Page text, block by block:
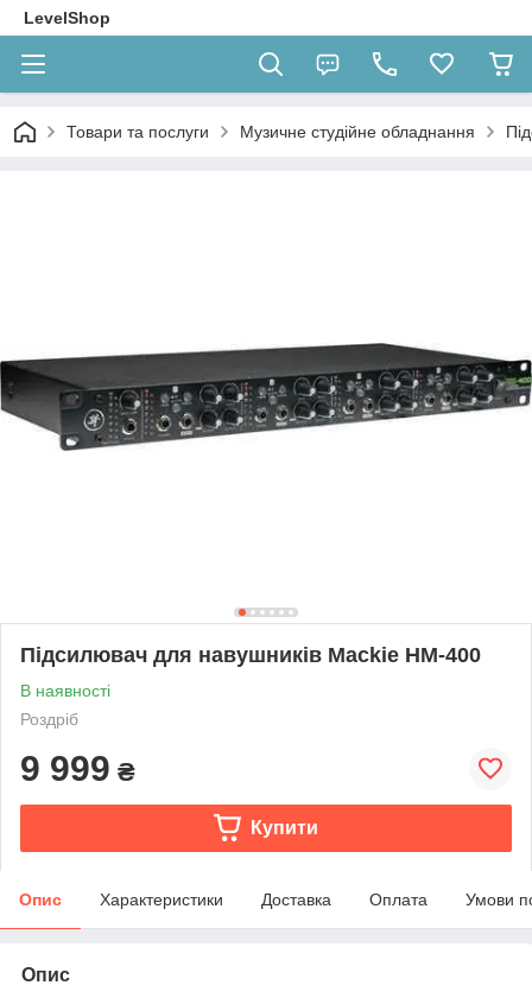
LevelShop
Товари та послуги Музичне студійне обладнання
Підсилювач для навушників Mackie HM-400
В наявності
Роздріб
9 999 ₴
Купити
Опис Характеристики Доставка Оплата Умови
Опис